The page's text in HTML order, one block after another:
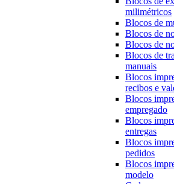
milimétricos
Blocos de
Blocos de
Blocos de
Blocos de
manuais
Blocos
recibos e
Blocos
empregado
Blocos
entregas
Blocos
pedidos
Blocos
modelo